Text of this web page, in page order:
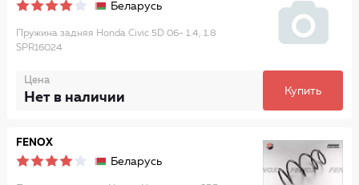
Беларусь
Пружина задняя Honda Civic 5D 06- 1.4, 1.8
SPR16024
Цена
Нет в наличии Купить
FENOX
Беларусь